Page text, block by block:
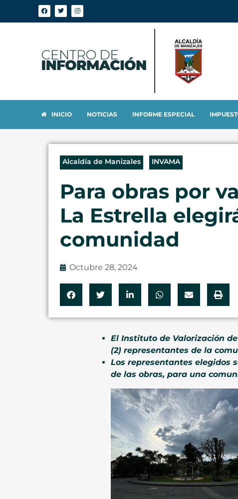
INICIO NOTICIAS INFORME ESPECIAL
Alcaldía de Manizales INVAMA
Para obras por
La Estrella
comunidad
Octubre 28, 2024
El Instituto de Valorización
(2) representantes de la
Los representantes elegidos
de las obras, para una